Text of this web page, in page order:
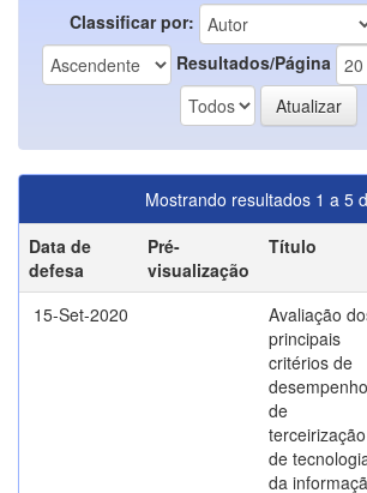
Classificar por:
Resultados/Página
Mostrando resultados 1 a 5
Data de
defesa
Pré-
visualização
Título
15-Set-2020
Avaliação
principais
critérios de
desempenho
de
terceirização
de
da